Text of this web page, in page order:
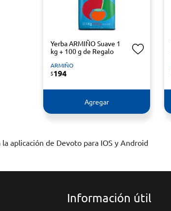
Yerba ARMIÑO Suave 1
kg + 100 g de Regalo
ARMIÑO
$194
Agregar
la aplicación de Devoto para IOS y Android
Información útil